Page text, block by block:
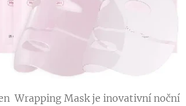
Wrapping Mask je inovativní noční